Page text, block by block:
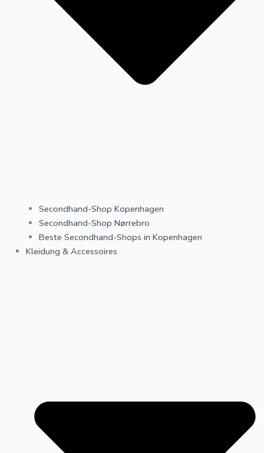
Secondhand-Shop Kopenhagen
Secondhand-Shop Nørrebro
Beste Secondhand-Shops in Kopenhagen
Kleidung & Accessoires